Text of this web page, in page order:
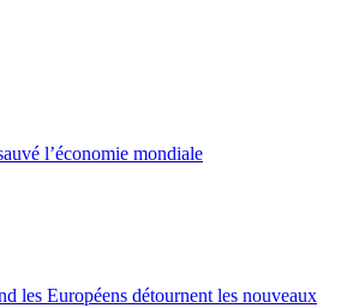
l’économie mondiale
les Européens détournent les nouveaux